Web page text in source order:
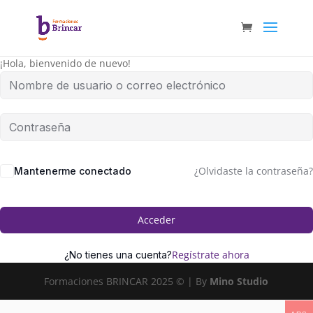
¡Hola, bienvenido de nuevo!
Mantenerme conectado ¿Olvidaste la contraseña?
Acceder
¿No tienes una cuenta?Regístrate ahora
Formaciones BRINCAR 2025 © | By Mino Studio